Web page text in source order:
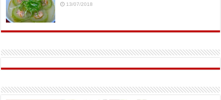
13/07/2018